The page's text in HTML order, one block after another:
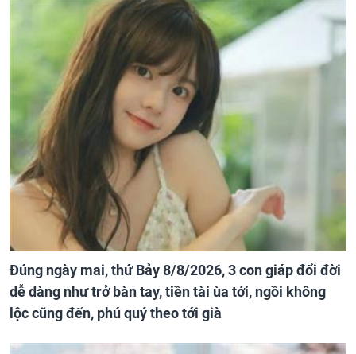
Đúng ngày mai, thứ Bảy 8/8/2026, 3 con giáp đổi đời
dễ dàng như trở bàn tay, tiền tài ùa tới, ngồi không
lộc cũng đến, phú quý theo tới già